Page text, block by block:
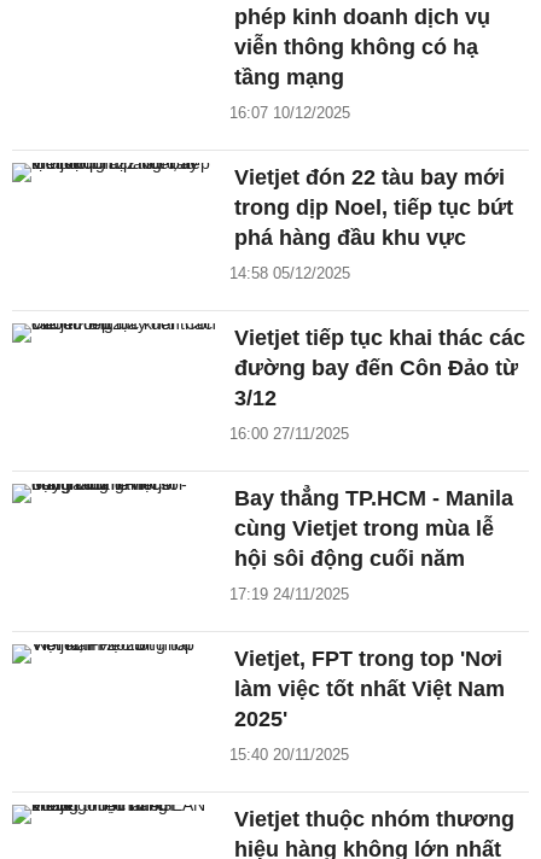
phép kinh doanh dịch vụ
viễn thông không có hạ
tầng mạng
16:07 10/12/2025
Vietjet đón 22 tàu bay mới
trong dịp Noel, tiếp tục bứt
phá hàng đầu khu vực
14:58 05/12/2025
Vietjet tiếp tục khai thác các
đường bay đến Côn Đảo từ
3/12
16:00 27/11/2025
Bay thẳng TP.HCM - Manila
cùng Vietjet trong mùa lễ
hội sôi động cuối năm
17:19 24/11/2025
Vietjet, FPT trong top 'Nơi
làm việc tốt nhất Việt Nam
2025'
15:40 20/11/2025
Vietjet thuộc nhóm thương
hiệu hàng không lớn nhất